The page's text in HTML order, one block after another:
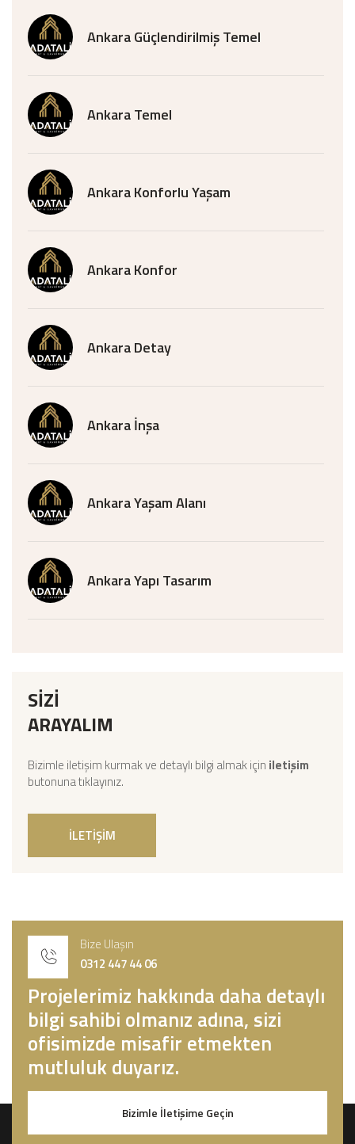
Ankara Güçlendirilmiş Temel
Ankara Temel
Ankara Konforlu Yaşam
Ankara Konfor
Ankara Detay
Ankara İnşa
Ankara Yaşam Alanı
Ankara Yapı Tasarım
SİZİ
ARAYALIM
Bizimle iletişim kurmak ve detaylı bilgi almak için iletişim
butonuna tıklayınız.
İLETİŞİM
Bize Ulaşın
0312 447 44 06
Projelerimiz hakkında daha detaylı
bilgi sahibi olmanız adına, sizi
ofisimizde misafir etmekten
mutluluk duyarız.
Bizimle İletişime Geçin